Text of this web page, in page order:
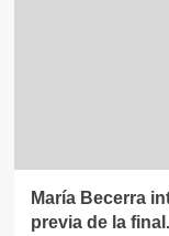
María Becerra
previa de la final.